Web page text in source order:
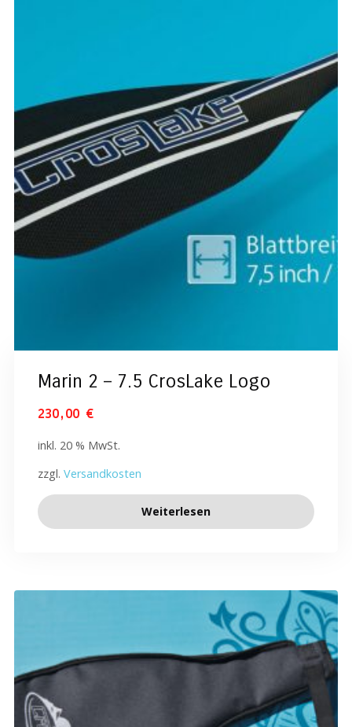
Marin 2 – 7.5 CrosLake Logo
230,00 €
inkl. 20 % MwSt.
zzgl. Versandkosten
Weiterlesen